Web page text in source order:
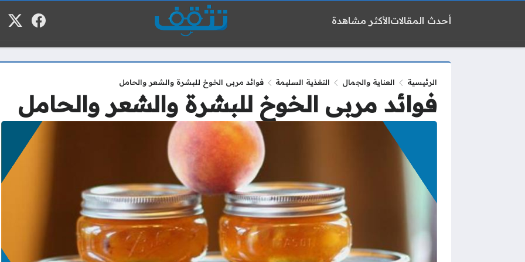
أحدث المقالاتالأكثر مشاهدة فيسبوك
الرئيسية العناية والجمال التغذية السليمة فوائد مربى الخوخ للبشرة والشعر والحامل
فوائد مربى الخوخ للبشرة والشعر والحامل